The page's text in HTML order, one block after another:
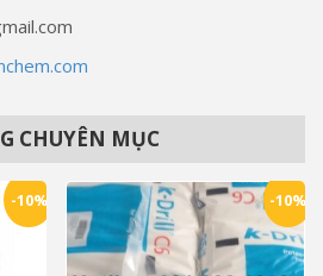
CHUYÊN MỤC
-10% -10%